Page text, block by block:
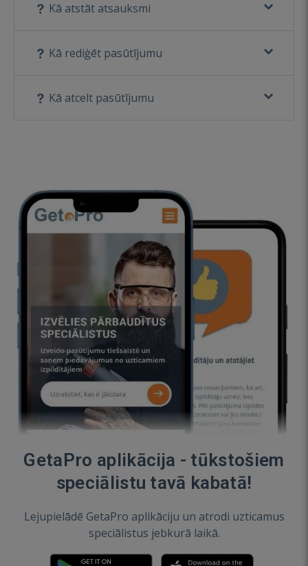
Kā atstāt atsauksmi
Kā rediģēt pasūtījumu
Kā atcelt pasūtījumu
GetaPro aplikācija - tūkstošiem
speciālistu tavā kabatā!
Lejupielādē GetaPro aplikāciju un atrodi uzticamus
speciālistus jebkurā laikā.